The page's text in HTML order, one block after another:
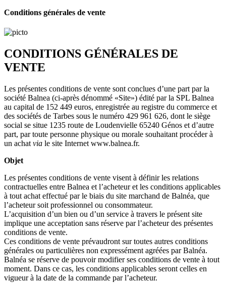
Conditions générales de vente
CONDITIONS GÉNÉRALES DE
VENTE
Les présentes conditions de vente sont conclues d’une part par la
société Balnea (ci-après dénommé «Site») édité par la SPL Balnea
au capital de 152 449 euros, enregistrée au registre du commerce et
des sociétés de Tarbes sous le numéro 429 961 626, dont le siège
social se situe 1235 route de Loudenvielle 65240 Génos et d’autre
part, par toute personne physique ou morale souhaitant procéder à
un achat via le site Internet www.balnea.fr.
Objet
Les présentes conditions de vente visent à définir les relations
contractuelles entre Balnea et l’acheteur et les conditions applicables
à tout achat effectué par le biais du site marchand de Balnéa, que
l’acheteur soit professionnel ou consommateur.
L’acquisition d’un bien ou d’un service à travers le présent site
implique une acceptation sans réserve par l’acheteur des présentes
conditions de vente.
Ces conditions de vente prévaudront sur toutes autres conditions
générales ou particulières non expressément agréées par Balnéa.
Balnéa se réserve de pouvoir modifier ses conditions de vente à tout
moment. Dans ce cas, les conditions applicables seront celles en
vigueur à la date de la commande par l’acheteur.